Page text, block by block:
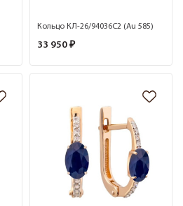
Кольцо КЛ-26/94036С2 (Au 585)
33 950 ₽